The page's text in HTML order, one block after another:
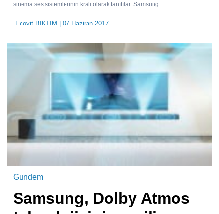
sinema ses sistemlerinin kralı olarak tanıtılan Samsung...
Ecevit BIKTIM | 07 Haziran 2017
Gundem
Samsung, Dolby Atmos